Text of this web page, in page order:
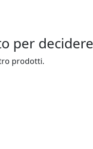
per
prodotti.